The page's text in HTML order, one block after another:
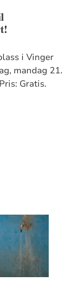
i Vinger
mandag 21.
Gratis.